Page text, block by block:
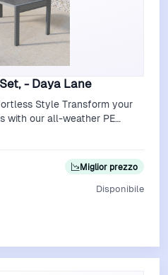
- Daya Lane
Style Transform your
with our all-weather PE
Miglior prezzo
Disponibile